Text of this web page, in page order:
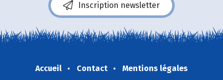
Inscription newsletter
Accueil Contact
Mentions légales